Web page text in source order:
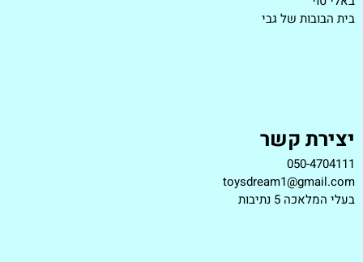
בית הבובות של גבי
יצירת קשר
050-4704111
toysdream1@gmail.com
בעלי המלאכה 5 נתיבות